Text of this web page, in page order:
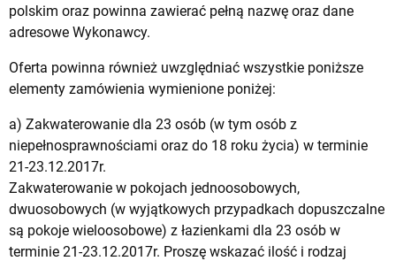
polskim oraz powinna zawierać pełną nazwę oraz dane
adresowe Wykonawcy.
Oferta powinna również uwzględniać wszystkie poniższe
elementy zamówienia wymienione poniżej:
a) Zakwaterowanie dla 23 osób (w tym osób z
niepełnosprawnościami oraz do 18 roku życia) w terminie
21-23.12.2017r.
Zakwaterowanie w pokojach jednoosobowych,
dwuosobowych (w wyjątkowych przypadkach dopuszczalne
są pokoje wieloosobowe) z łazienkami dla 23 osób w
terminie 21-23.12.2017r. Proszę wskazać ilość i rodzaj